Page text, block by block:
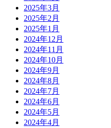
2025年3月
2025年2月
2025年1月
2024年12月
2024年11月
2024年10月
2024年9月
2024年8月
2024年7月
2024年6月
2024年5月
2024年4月